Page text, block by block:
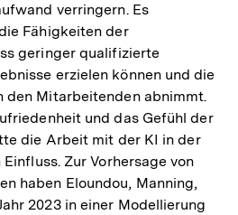
verringern. Es
Fähigkeiten der
geringer qualifizierte
erzielen können und die
den Mitarbeitenden abnimmt.
und das Gefühl der
die Arbeit mit der KI in der
Zur Vorhersage von
haben Eloundou, Manning,
2023 in einer Modellierung